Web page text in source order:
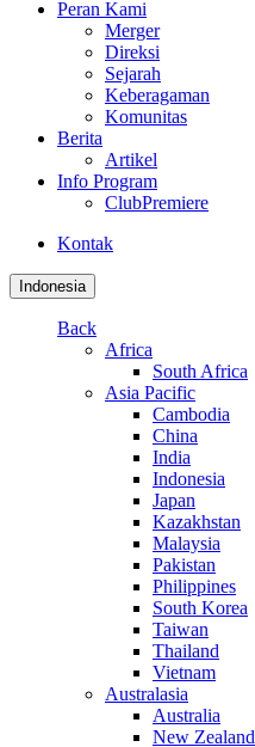
Peran Kami
Merger
Direksi
Sejarah
Keberagaman
Komunitas
Berita
Artikel
Info Program
ClubPremiere
Kontak
Indonesia
Back
Africa
South Africa
Asia Pacific
Cambodia
China
India
Indonesia
Japan
Kazakhstan
Malaysia
Pakistan
Philippines
South Korea
Taiwan
Thailand
Vietnam
Australasia
Australia
New Zealand